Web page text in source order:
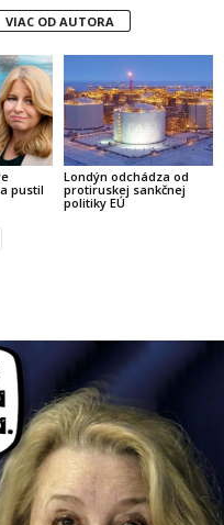
VIAC OD AUTORA
pustil
Londýn odchádza od
protiruskej sankčnej
politiky EÚ